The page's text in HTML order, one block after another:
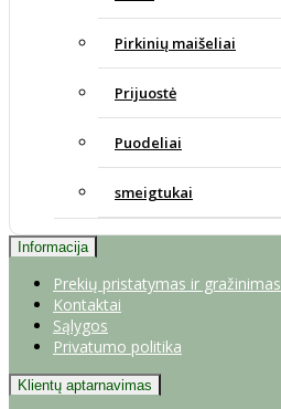
Pirkinių maišeliai
Prijuostė
Puodeliai
smeigtukai
Informacija
Prekių pristatymas ir gražinimas
Kontaktai
Sąlygos
Privatumo politika
Klientų aptarnavimas